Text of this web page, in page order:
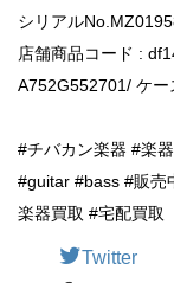
シリアル
店舗商品コード :
A752G552701/ ケー
#チバカン楽器 #楽
#guitar #bass #販売
楽器買取 #宅配買取
Twitter